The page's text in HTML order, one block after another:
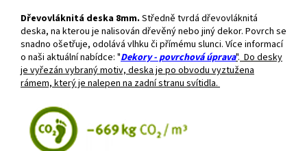
Dřevovláknitá deska 8mm. Středně tvrdá dřevovláknitá
deska, na kterou je nalisován dřevěný nebo jiný dekor. Povrch se
snadno ošetřuje, odolává vlhku či přímému slunci. Více informací
o naši aktuální nabídce: "Dekory - povrchová úprava". Do desky
je vyřezán vybraný motiv, deska je po obvodu vyztužena
rámem, který je nalepen na zadní stranu svítidla.